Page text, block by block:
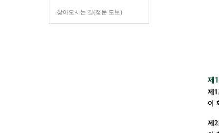
찾아오시는 길(정문 도보)